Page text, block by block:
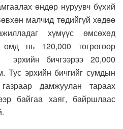
өндөр нуруувч бүхий
малчид төдийгүй хөдөө
хүмүүс өмсөхөд
нь 120,000 төгрөгөөр
эрхийн бичгээрээ 20,000
Тус эрхийн бичгийг сумдын
дамжуулан тараах
байгаа хаяг, байршлаас